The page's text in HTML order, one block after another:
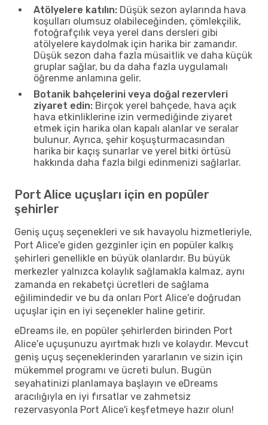
Atölyelere katılın: Düşük sezon aylarında hava
koşulları olumsuz olabileceğinden, çömlekçilik,
fotoğrafçılık veya yerel dans dersleri gibi
atölyelere kaydolmak için harika bir zamandır.
Düşük sezon daha fazla müsaitlik ve daha küçük
gruplar sağlar, bu da daha fazla uygulamalı
öğrenme anlamına gelir.
Botanik bahçelerini veya doğal rezervleri
ziyaret edin: Birçok yerel bahçede, hava açık
hava etkinliklerine izin vermediğinde ziyaret
etmek için harika olan kapalı alanlar ve seralar
bulunur. Ayrıca, şehir koşuşturmacasından
harika bir kaçış sunarlar ve yerel bitki örtüsü
hakkında daha fazla bilgi edinmenizi sağlarlar.
Port Alice uçuşları için en popüler
şehirler
Geniş uçuş seçenekleri ve sık havayolu hizmetleriyle,
Port Alice'e giden gezginler için en popüler kalkış
şehirleri genellikle en büyük olanlardır. Bu büyük
merkezler yalnızca kolaylık sağlamakla kalmaz, aynı
zamanda en rekabetçi ücretleri de sağlama
eğilimindedir ve bu da onları Port Alice'e doğrudan
uçuşlar için en iyi seçenekler haline getirir.
eDreams ile, en popüler şehirlerden birinden Port
Alice'e uçuşunuzu ayırtmak hızlı ve kolaydır. Mevcut
geniş uçuş seçeneklerinden yararlanın ve sizin için
mükemmel programı ve ücreti bulun. Bugün
seyahatinizi planlamaya başlayın ve eDreams
aracılığıyla en iyi fırsatlar ve zahmetsiz
rezervasyonla Port Alice'i keşfetmeye hazır olun!